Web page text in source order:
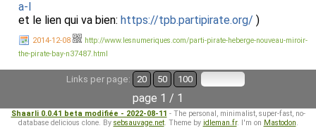
a-l
et le lien qui va bien: https://tpb.partipirate.org/ )
2014-12-08
http://www.lesnumeriques.com/parti-pirate-heberge-nouveau-miroir-
the-pirate-bay-n37487.html
Links per page: 20 50 100
page 1 / 1
Shaarli 0.0.41 beta modifiée - 2022-08-11 - The personal, minimalist, super-fast, no-
database delicious clone. By sebsauvage.net. Theme by idleman.fr. I'm on Mastodon.